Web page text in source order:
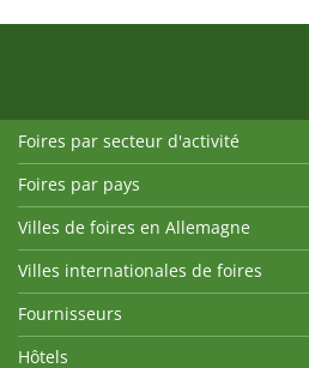
Foires par secteur d'activité
Foires par pays
Villes de foires en Allemagne
Villes internationales de foires
Fournisseurs
Hôtels